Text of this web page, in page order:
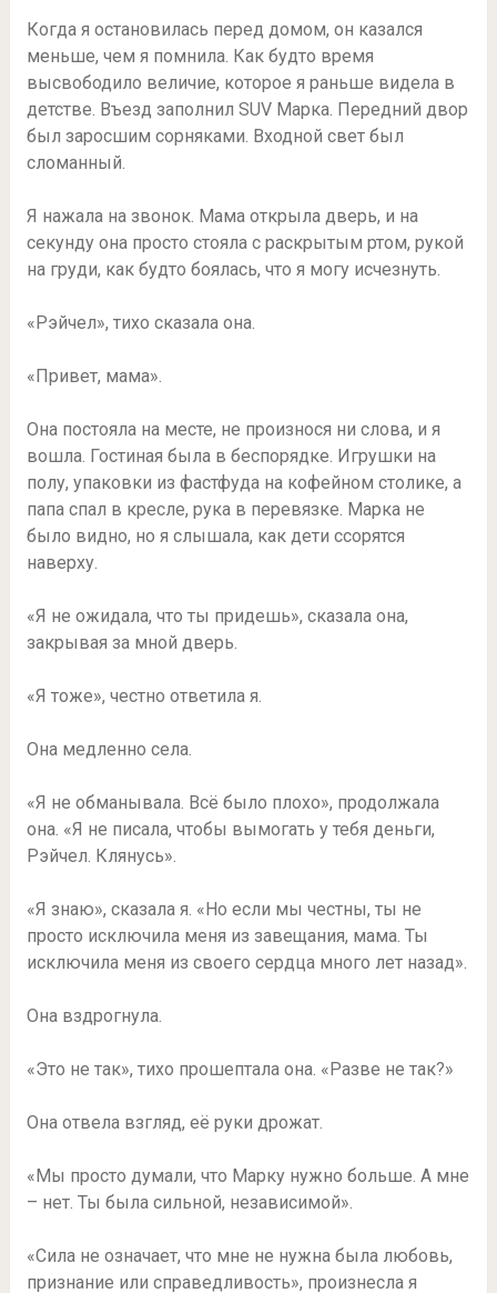
Когда я остановилась перед домом, он казался
меньше, чем я помнила. Как будто время
высвободило величие, которое я раньше видела в
детстве. Въезд заполнил SUV Марка. Передний двор
был заросшим сорняками. Входной свет был
сломанный.
Я нажала на звонок. Мама открыла дверь, и на
секунду она просто стояла с раскрытым ртом, рукой
на груди, как будто боялась, что я могу исчезнуть.
«Рэйчел», тихо сказала она.
«Привет, мама».
Она постояла на месте, не произнося ни слова, и я
вошла. Гостиная была в беспорядке. Игрушки на
полу, упаковки из фастфуда на кофейном столике, а
папа спал в кресле, рука в перевязке. Марка не
было видно, но я слышала, как дети ссорятся
наверху.
«Я не ожидала, что ты придешь», сказала она,
закрывая за мной дверь.
«Я тоже», честно ответила я.
Она медленно села.
«Я не обманывала. Всё было плохо», продолжала
она. «Я не писала, чтобы вымогать у тебя деньги,
Рэйчел. Клянусь».
«Я знаю», сказала я. «Но если мы честны, ты не
просто исключила меня из завещания, мама. Ты
исключила меня из своего сердца много лет назад».
Она вздрогнула.
«Это не так», тихо прошептала она. «Разве не так?»
Она отвела взгляд, её руки дрожат.
«Мы просто думали, что Марку нужно больше. А мне
– нет. Ты была сильной, независимой».
«Сила не означает, что мне не нужна была любовь,
признание или справедливость», произнесла я